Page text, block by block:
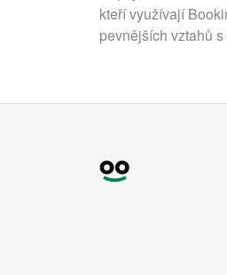
kteří využívají
pevnějších vztahů s